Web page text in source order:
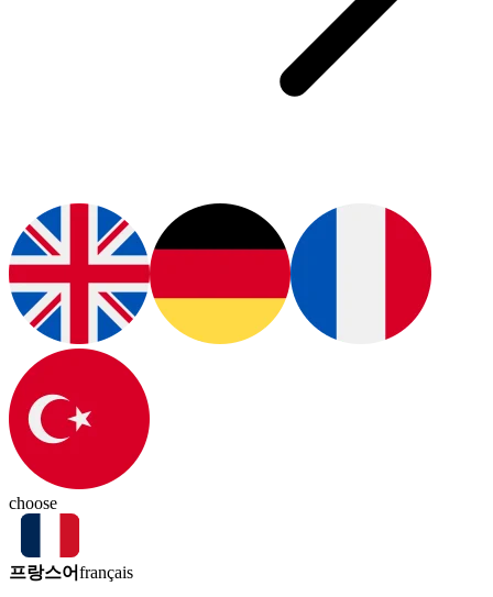
choose
프랑스어français